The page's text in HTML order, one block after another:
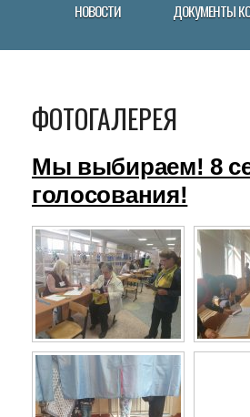
НОВОСТИ ДОКУМЕНТЫ
ФОТОГАЛЕРЕЯ
Мы выбираем! 8
голосования!